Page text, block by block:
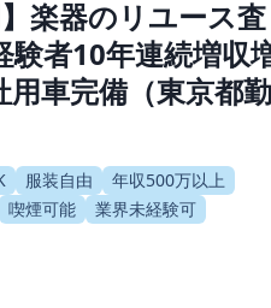
楽器のリユース査
者10年連続増収
車完備（東京都勤
服装自由
年収500万以上
喫煙可能
業界未経験可